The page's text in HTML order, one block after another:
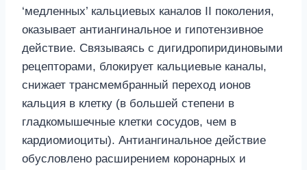
‘медленных’ кальциевых каналов II поколения,
оказывает антиангинальное и гипотензивное
действие. Связываясь с дигидропиридиновыми
рецепторами, блокирует кальциевые каналы,
снижает трансмембранный переход ионов
кальция в клетку (в большей степени в
гладкомышечные клетки сосудов, чем в
кардиомиоциты). Антиангинальное действие
обусловлено расширением коронарных и